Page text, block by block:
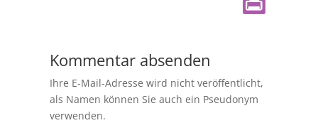
Kommentar absenden
Ihre E-Mail-Adresse wird nicht veröffentlicht,
als Namen können Sie auch ein Pseudonym
verwenden.